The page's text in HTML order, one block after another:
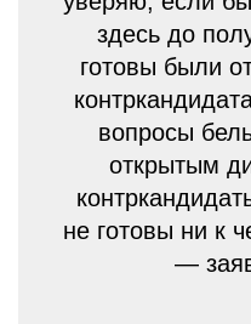
здесь до
готовы были
вопросы
открытым
не готовы ни к
—